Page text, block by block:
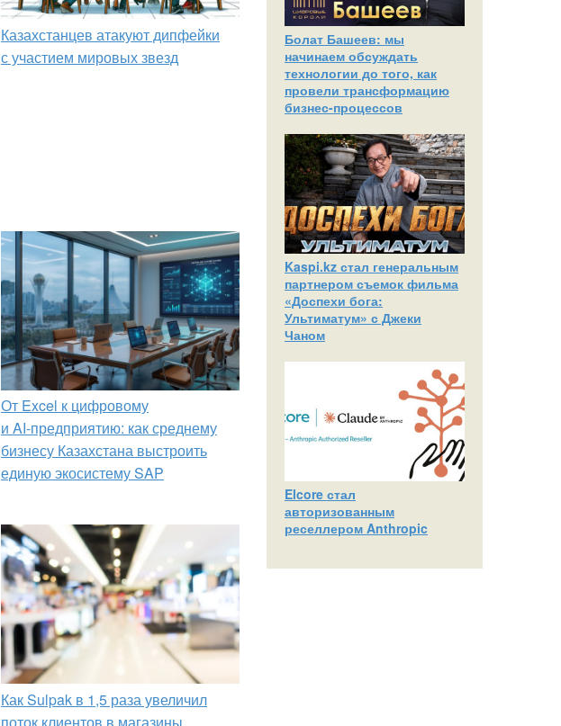
Казахстанцев атакуют дипфейки
с участием мировых звезд
От Excel к цифровому
и AI‑предприятию: как среднему
бизнесу Казахстана выстроить
единую экосистему SAP
Как Sulpak в 1,5 раза увеличил
поток клиентов в магазины
Болат Башеев: мы
начинаем обсуждать
технологии до того, как
провели трансформацию
бизнес-процессов
Kaspi.kz стал генеральным
партнером съемок фильма
«Доспехи бога:
Ультиматум» с Джеки
Чаном
Elcore стал
авторизованным
реселлером Anthropic